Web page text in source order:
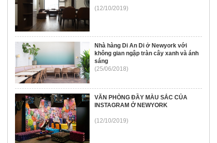
(12/10/2019)
Nhà hàng Di An Di ở Newyork với
không gian ngập tràn cây xanh và ánh
sáng
(25/06/2018)
VĂN PHÒNG ĐẦY MÀU SẮC CỦA
INSTAGRAM Ở NEWYORK
(12/10/2019)